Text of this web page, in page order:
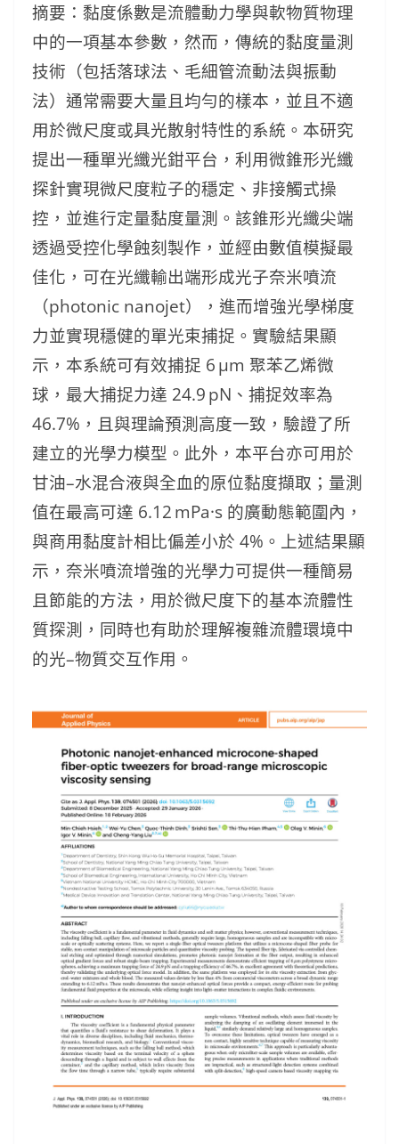
摘要：黏度係數是流體動力學與軟物質物理
中的一項基本參數，然而，傳統的黏度量測
技術（包括落球法、毛細管流動法與振動
法）通常需要大量且均勻的樣本，並且不適
用於微尺度或具光散射特性的系統。本研究
提出一種單光纖光鉗平台，利用微錐形光纖
探針實現微尺度粒子的穩定、非接觸式操
控，並進行定量黏度量測。該錐形光纖尖端
透過受控化學蝕刻製作，並經由數值模擬最
佳化，可在光纖輸出端形成光子奈米噴流
（photonic nanojet），進而增強光學梯度
力並實現穩健的單光束捕捉。實驗結果顯
示，本系統可有效捕捉 6 μm 聚苯乙烯微
球，最大捕捉力達 24.9 pN、捕捉效率為
46.7%，且與理論預測高度一致，驗證了所
建立的光學力模型。此外，本平台亦可用於
甘油–水混合液與全血的原位黏度擷取；量測
值在最高可達 6.12 mPa·s 的廣動態範圍內，
與商用黏度計相比偏差小於 4%。上述結果顯
示，奈米噴流增強的光學力可提供一種簡易
且節能的方法，用於微尺度下的基本流體性
質探測，同時也有助於理解複雜流體環境中
的光–物質交互作用。